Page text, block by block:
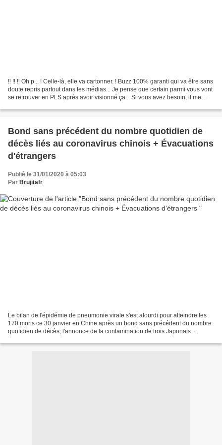
‼️ ‼️ ‼️ Oh p... ! Celle-là, elle va cartonner. ! Buzz 100% garanti qui va être sans
doute repris partout dans les médias... Je pense que certain parmi vous vont
se retrouver en PLS après avoir visionné ça... Si vous avez besoin, il me
Bond sans précédent du nombre quotidien de
décès liés au coronavirus chinois + Évacuations
d'étrangers
Publié le 31/01/2020 à 05:03
Par Brujitafr
Le bilan de l'épidémie de pneumonie virale s'est alourdi pour atteindre les
170 morts ce 30 janvier en Chine après un bond sans précédent du nombre
quotidien de décès, l'annonce de la contamination de trois Japonais